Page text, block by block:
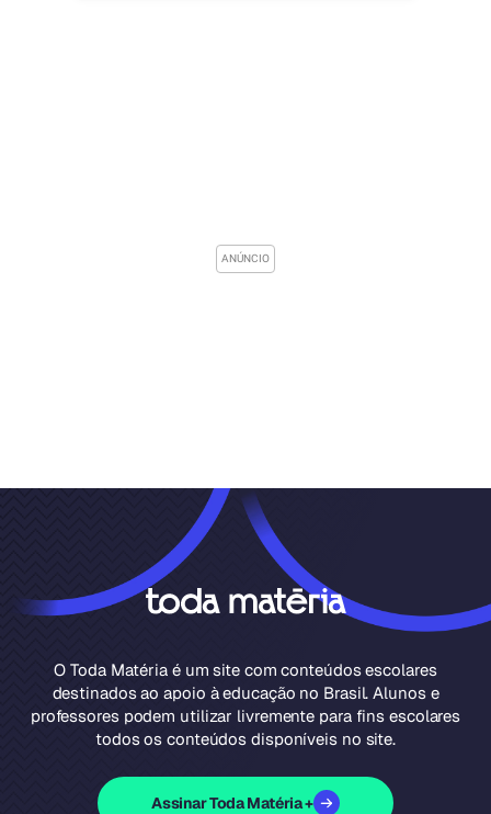
O Toda Matéria é um site com conteúdos escolares
destinados ao apoio à educação no Brasil. Alunos e
professores podem utilizar livremente para fins escolares
todos os conteúdos disponíveis no site.
Assinar Toda Matéria +